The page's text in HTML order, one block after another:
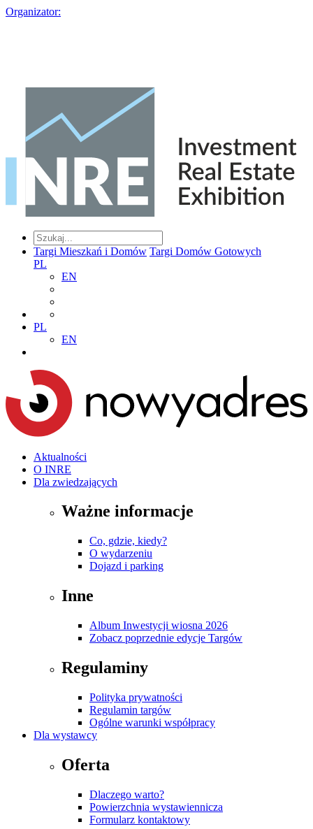
Organizator:
Targi Mieszkań i Domów Targi Domów Gotowych
PL
EN
PL
EN
Aktualności
O INRE
Dla zwiedzających
Ważne informacje
Co, gdzie, kiedy?
O wydarzeniu
Dojazd i parking
Inne
Album Inwestycji wiosna 2026
Zobacz poprzednie edycje Targów
Regulaminy
Polityka prywatności
Regulamin targów
Ogólne warunki współpracy
Dla wystawcy
Oferta
Dlaczego warto?
Powierzchnia wystawiennicza
Formularz kontaktowy